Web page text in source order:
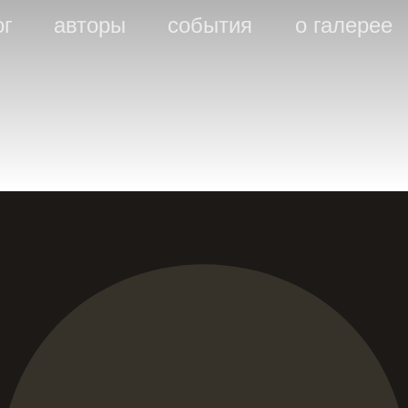
авторы события о галерее